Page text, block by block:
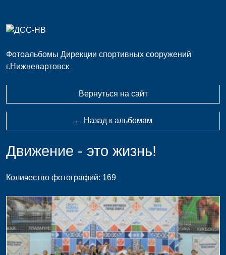
Фотоальбомы Дирекции спортивных сооружений
г.Нижневартовск
Вернуться на сайт
← Назад к альбомам
Движение - это жизнь!
Количество фотографий: 169